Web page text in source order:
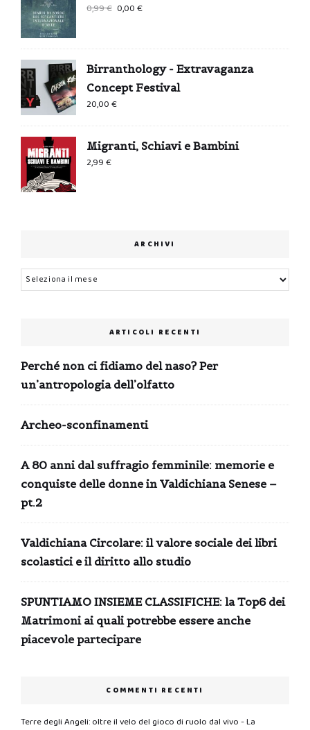
0,99€
era:
0,99 €.
0,00€
è:
0,00 €.
Birranthology - Extravaganza
Concept Festival
20,00€
Migranti, Schiavi e Bambini
2,99€
ARCHIVI
Archivi
ARTICOLI RECENTI
Perché non ci fidiamo del naso? Per
un’antropologia dell’olfatto
Archeo-sconfinamenti
A 80 anni dal suffragio femminile: memorie e
conquiste delle donne in Valdichiana Senese –
pt.2
Valdichiana Circolare: il valore sociale dei libri
scolastici e il diritto allo studio
SPUNTIAMO INSIEME CLASSIFICHE: la Top6 dei
Matrimoni ai quali potrebbe essere anche
piacevole partecipare
COMMENTI RECENTI
Terre degli Angeli: oltre il velo del gioco di ruolo dal vivo - La